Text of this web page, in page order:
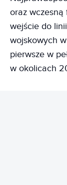
oraz
wejście do
wojskowych
pierwsze w
w okolicach